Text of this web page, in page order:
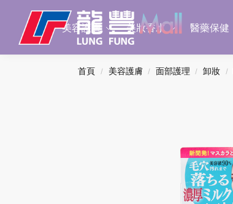
美容護膚 美妝香水 醫藥保健
Search
首頁 / 美容護膚 / 面部護理 / 卸妝 /